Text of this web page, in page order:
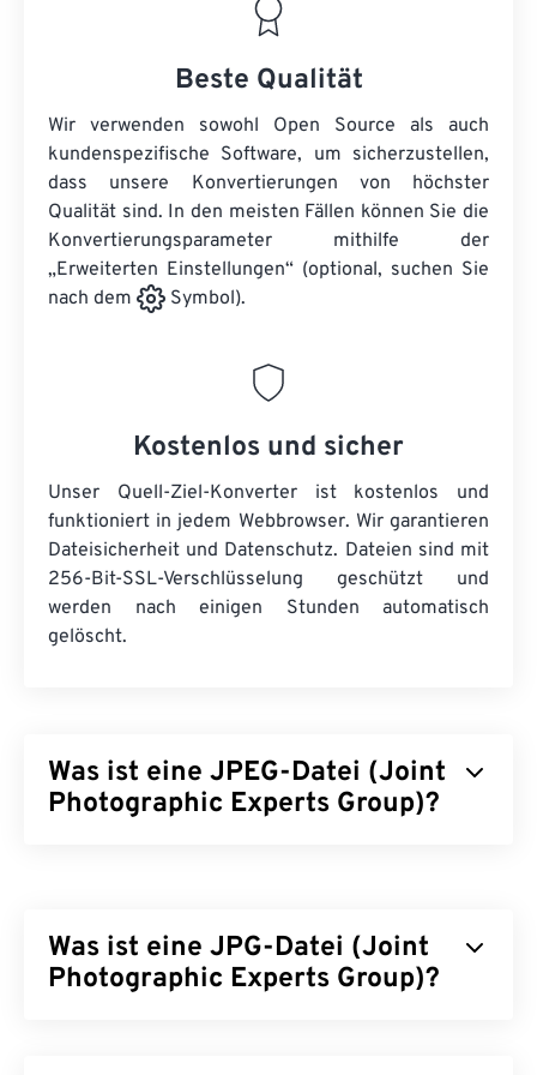
Beste Qualität
Wir verwenden sowohl Open Source als auch
kundenspezifische Software, um sicherzustellen,
dass unsere Konvertierungen von höchster
Qualität sind. In den meisten Fällen können Sie die
Konvertierungsparameter mithilfe der
„Erweiterten Einstellungen“ (optional, suchen Sie
nach dem
Symbol).
Kostenlos und sicher
Unser Quell-Ziel-Konverter ist kostenlos und
funktioniert in jedem Webbrowser. Wir garantieren
Dateisicherheit und Datenschutz. Dateien sind mit
256-Bit-SSL-Verschlüsselung geschützt und
werden nach einigen Stunden automatisch
gelöscht.
Was ist eine JPEG-Datei (Joint
Photographic Experts Group)?
verwendet. Die hohe Komprimierung, die JPEG
bietet, ist der Grund für seine weite Verbreitung.
Was ist eine JPG-Datei (Joint
Photographic Experts Group)?